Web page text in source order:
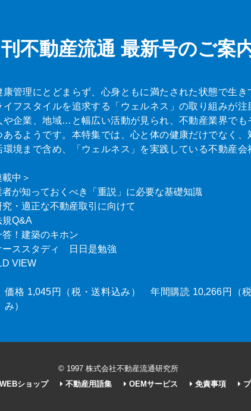
不動産流通 最新号のご案
康管理にとどまらず、心身ともに満たされた状態で生き
イフスタイルを追求する「ウェルネス」の取り組みが注
や企業、地域…と幅広い活動が見られ、不動産業界でも
あるようです。本特集では、心と体の健康だけでなく、
環境まで含め、「ウェルネス」を実践している不動産会
中＞
者が知っておくべき「重説」に必要な基礎知識
究・適正な不動産取引に向けて
規Q&A
答！建築のキホン
ーススタディ 日日是勉強
VIEW
価格 1,045円（税・送料込み） 年間購読 10,266円（
み）
© 1997 株式会社不動産流通研究所
ショップ 不動産用語集 OEMサービス 免責事項